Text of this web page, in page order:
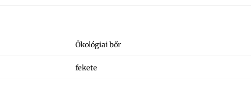
Ökológiai bőr
fekete